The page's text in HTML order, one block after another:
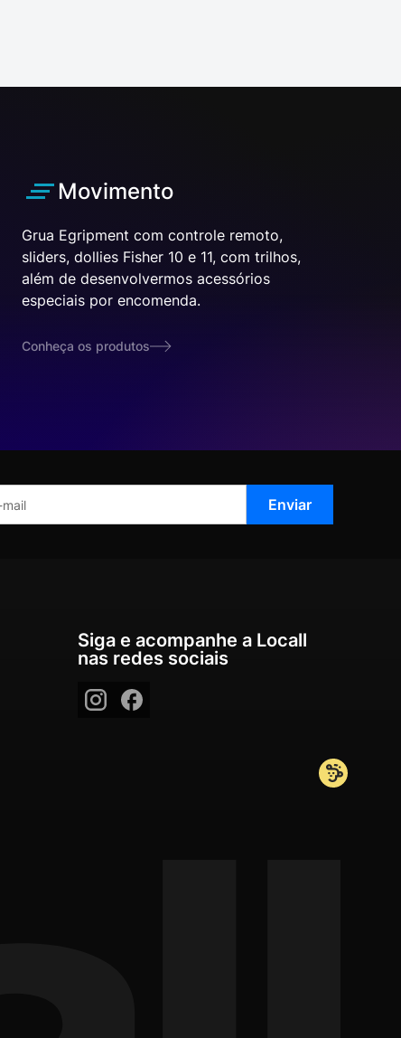
Movimento
Grua Egripment com controle remoto,
sliders, dollies Fisher 10 e 11, com trilhos,
além de desenvolvermos acessórios
especiais por encomenda.
Conheça os produtos
Siga e acompanhe a Locall
nas redes sociais